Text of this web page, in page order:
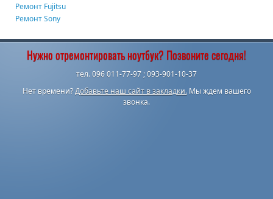
Ремонт Fujitsu
Ремонт Sony
Нужно отремонтировать ноутбук? Позвоните сегодня!
тел. 096 011-77-97 ; 093-901-10-37
Нет времени?Добавьте наш сайт в закладки.Мы ждем вашего
звонка.